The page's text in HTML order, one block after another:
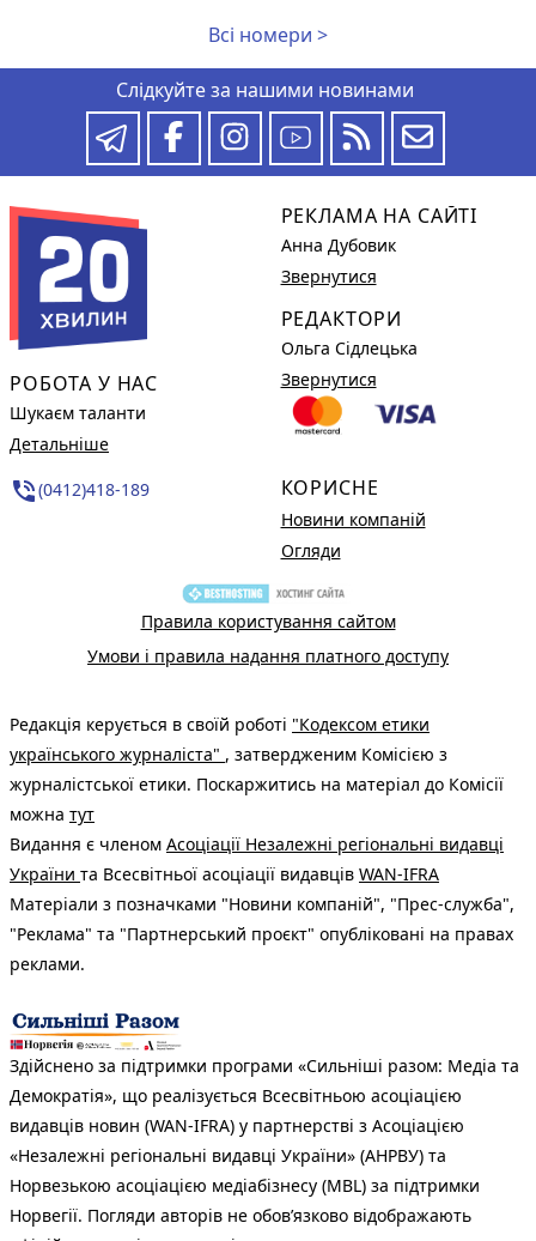
Всі номери >
Слідкуйте за нашими новинами
РОБОТА У НАС
Шукаєм таланти
Детальніше
phone_in_talk(0412)418-189
РЕКЛАМА НА САЙТІ
Анна Дубовик
Звернутися
РЕДАКТОРИ
Ольга Сідлецька
Звернутися
КОРИСНЕ
Новини компаній
Огляди
Правила користування сайтом
Умови і правила надання платного доступу
Редакція керується в своїй роботі "Кодексом етики
українського журналіста" , затвердженим Комісією з
журналістської етики. Поскаржитись на матеріал до Комісії
можна тут
Видання є членом Асоціації Незалежні регіональні видавці
України та Всесвітньої асоціації видавців WAN-IFRA
Матеріали з позначками "Новини компаній", "Прес-служба",
"Реклама" та "Партнерський проєкт" опубліковані на правах
реклами.
Здійснено за підтримки програми «Сильніші разом: Медіа та
Демократія», що реалізується Всесвітньою асоціацією
видавців новин (WAN-IFRA) у партнерстві з Асоціацією
«Незалежні регіональні видавці України» (АНРВУ) та
Норвезькою асоціацією медіабізнесу (MBL) за підтримки
Норвегії. Погляди авторів не обов’язково відображають